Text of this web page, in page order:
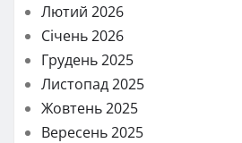
Лютий 2026
Січень 2026
Грудень 2025
Листопад 2025
Жовтень 2025
Вересень 2025